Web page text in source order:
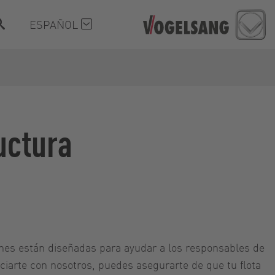
ESPAÑOL
están diseñadas para ayudar a los responsables de
con nosotros, puedes asegurarte de que tu flota